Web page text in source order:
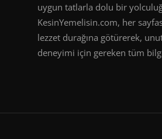
uygun tatlarla dolu bir
KesinYemelisin.com, her
lezzet durağına götürerek,
deneyimi için gereken tüm